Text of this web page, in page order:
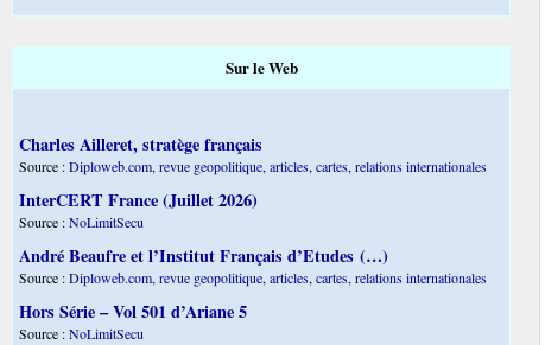
Sur le Web
Charles Ailleret, stratège français
Source :Diploweb.com, revue geopolitique, articles, cartes, relations internationales
InterCERT France (Juillet 2026)
Source :NoLimitSecu
André Beaufre et l’Institut Français d’Etudes (…)
Source :Diploweb.com, revue geopolitique, articles, cartes, relations internationales
Hors Série – Vol 501 d’Ariane 5
Source :NoLimitSecu